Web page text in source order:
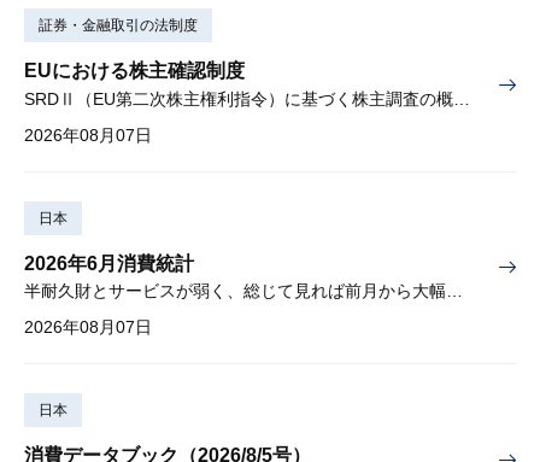
証券・金融取引の法制度
EUにおける株主確認制度
2026年08月07日
日本
2026年6月消費統計
半耐久財とサービスが弱く、総じて見れば前月から大幅に減少
2026年08月07日
日本
消費データブック（2026/8/5号）